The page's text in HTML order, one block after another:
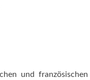
und